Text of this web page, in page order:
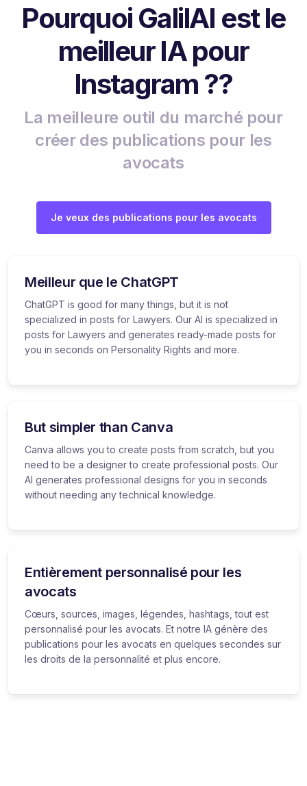
Pourquoi GalilAI est le
meilleur IA pour
Instagram ??
La meilleure outil du marché pour
créer des publications pour les
avocats
Je veux des publications pour les avocats
Meilleur que le ChatGPT
ChatGPT is good for many things, but it is not
specialized in posts for Lawyers. Our AI is specialized in
posts for Lawyers and generates ready-made posts for
you in seconds on Personality Rights and more.
But simpler than Canva
Canva allows you to create posts from scratch, but you
need to be a designer to create professional posts. Our
AI generates professional designs for you in seconds
without needing any technical knowledge.
Entièrement personnalisé pour les
avocats
Cœurs, sources, images, légendes, hashtags, tout est
personnalisé pour les avocats. Et notre IA génère des
publications pour les avocats en quelques secondes sur
les droits de la personnalité et plus encore.